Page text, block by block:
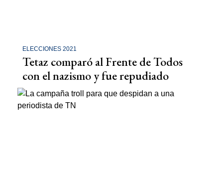
ELECCIONES 2021
Tetaz comparó al Frente de Todos
con el nazismo y fue repudiado